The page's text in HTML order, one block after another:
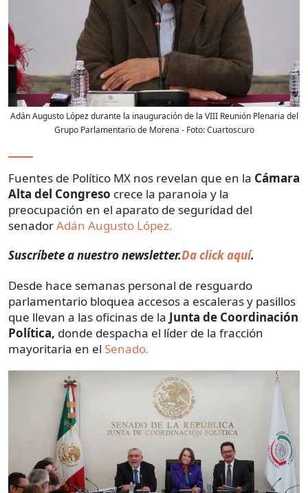
Adán Augusto López durante la inauguración de la VIII Reunión Plenaria del
Grupo Parlamentario de Morena - Foto:Cuartoscuro
Fuentes de Político MX nos revelan que en la Cámara
Alta del Congreso crece la paranoia y la
preocupación en el aparato de seguridad del
senadorAdán Augusto López.
Suscríbete a nuestro newsletter.Da click aquí.
Desde hace semanas personal de resguardo
parlamentario bloquea accesos a escaleras y pasillos
que llevan a las oficinas de la Junta de Coordinación
Política, donde despacha el líder de la fracción
mayoritaria en el Senado.